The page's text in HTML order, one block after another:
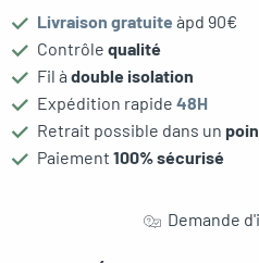
Livraison gratuite àpd 90€
Contrôle qualité
Fil à double isolation
Expédition rapide 48H
Retrait possible dans un
Paiement 100% sécurisé
Demande